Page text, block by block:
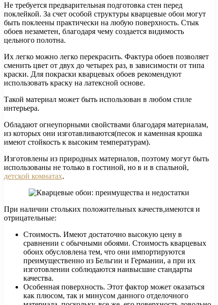
Не требуется предварительная подготовка стен перед
поклейкой. За счет особой структуры кварцевые обои могут
быть поклеены практически на любую поверхность. Стык
обоев незаметен, благодаря чему создается видимость
цельного полотна.
Их легко можно легко перекрасить. Фактура обоев позволяет
сменить цвет от двух до четырех раз, в зависимости от типа
краски. Для покраски кварцевых обоев рекомендуют
использовать краску на латексной основе.
Такой материал может быть использован в любом стиле
интерьера.
Обладают огнеупорными свойствами благодаря материалам,
из которых они изготавливаются(песок и каменная крошка
имеют стойкость к высоким температурам).
Изготовлены из природных материалов, поэтому могут быть
использованы не только в гостиной, но в и в спальной,
детской комнатах.
При наличии стольких положительных качеств,имеются и
отрицательные:
Стоимость. Имеют достаточно высокую цену в
сравнении с обычными обоями. Стоимость кварцевых
обоих обусловлена тем, что они импортируются
преимущественно из Бельгии и Германии, а при их
изготовлении соблюдаются наивысшие стандарты
качества.
Особенная поверхность. Этот фактор может оказаться
как плюсом, так и минусом данного отделочного